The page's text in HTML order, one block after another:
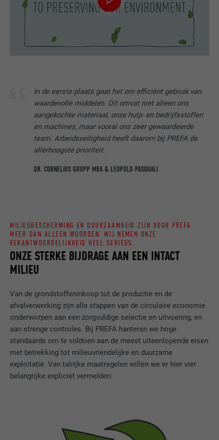
In de eerste plaats gaat het om efficiënt gebruik van
waardevolle middelen. Dit omvat niet alleen ons
aangekochte materiaal, onze hulp- en bedrijfsstoffen
en machines, maar vooral ons zeer gewaardeerde
team. Arbeidsveiligheid heeft daarom bij PREFA de
allerhoogste prioriteit.
DR. CORNELIUS GRUPP MBA & LEOPOLD PASQUALI
ONZE STERKE BIJDRAGE AAN EEN INTACT
MILIEU
MILIEUBESCHERMING EN DUURZAAMHEID ZIJN VOOR PREFA
MEER DAN ALLEEN WOORDEN. WIJ NEMEN ONZE
VERANTWOORDELIJKHEID HEEL SERIEUS.
Van de grondstoffeninkoop tot de productie en de
afvalverwerking zijn alle stappen van de circulaire economie
onderworpen aan een zorgvuldige selectie en uitvoering, en
aan strenge controles. Bij PREFA hanteren we hoge
standaards om te voldoen aan de meest uiteenlopende eisen
met betrekking tot milieuvriendelijke en duurzame
exploitatie. Van talrijke maatregelen willen we er hier vier
belangrijke expliciet vermelden: